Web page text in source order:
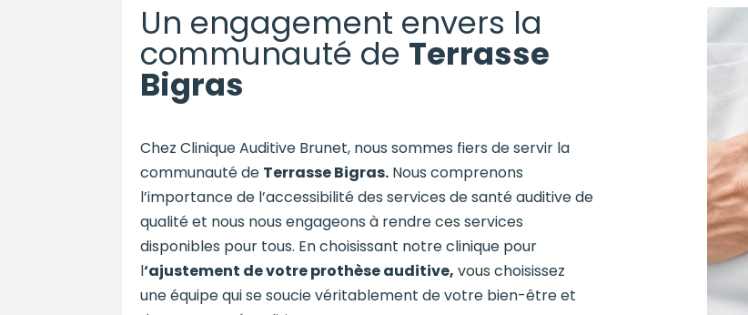
Un engagement envers la
communauté de Terrasse
Bigras
Chez Clinique Auditive Brunet, nous sommes fiers de servir la
communauté de Terrasse Bigras. Nous comprenons
l’importance de l’accessibilité des services de santé auditive de
qualité et nous nous engageons à rendre ces services
disponibles pour tous. En choisissant notre clinique pour
l‘ajustement de votre prothèse auditive, vous choisissez
une équipe qui se soucie véritablement de votre bien-être et